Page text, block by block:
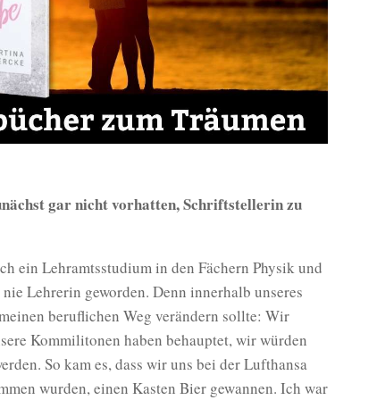
gar nicht vorhatten, Schriftstellerin zu
ein Lehramtsstudium in den Fächern Physik und
Lehrerin geworden. Denn innerhalb unseres
beruflichen Weg verändern sollte: Wir
Kommilitonen haben behauptet, wir würden
So kam es, dass wir uns bei der Lufthansa
wurden, einen Kasten Bier gewannen. Ich war